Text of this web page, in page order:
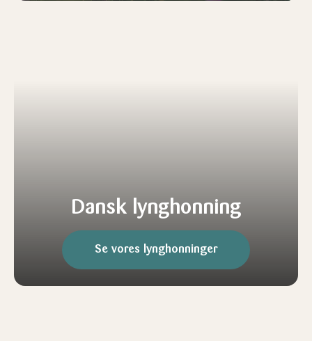
Dansk lynghonning
Se vores lynghonninger